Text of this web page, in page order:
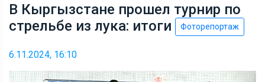
В Кыргызстане прошел турнир по
стрельбе из лука: итоги
Фоторепортаж
6.11.2024, 16:10